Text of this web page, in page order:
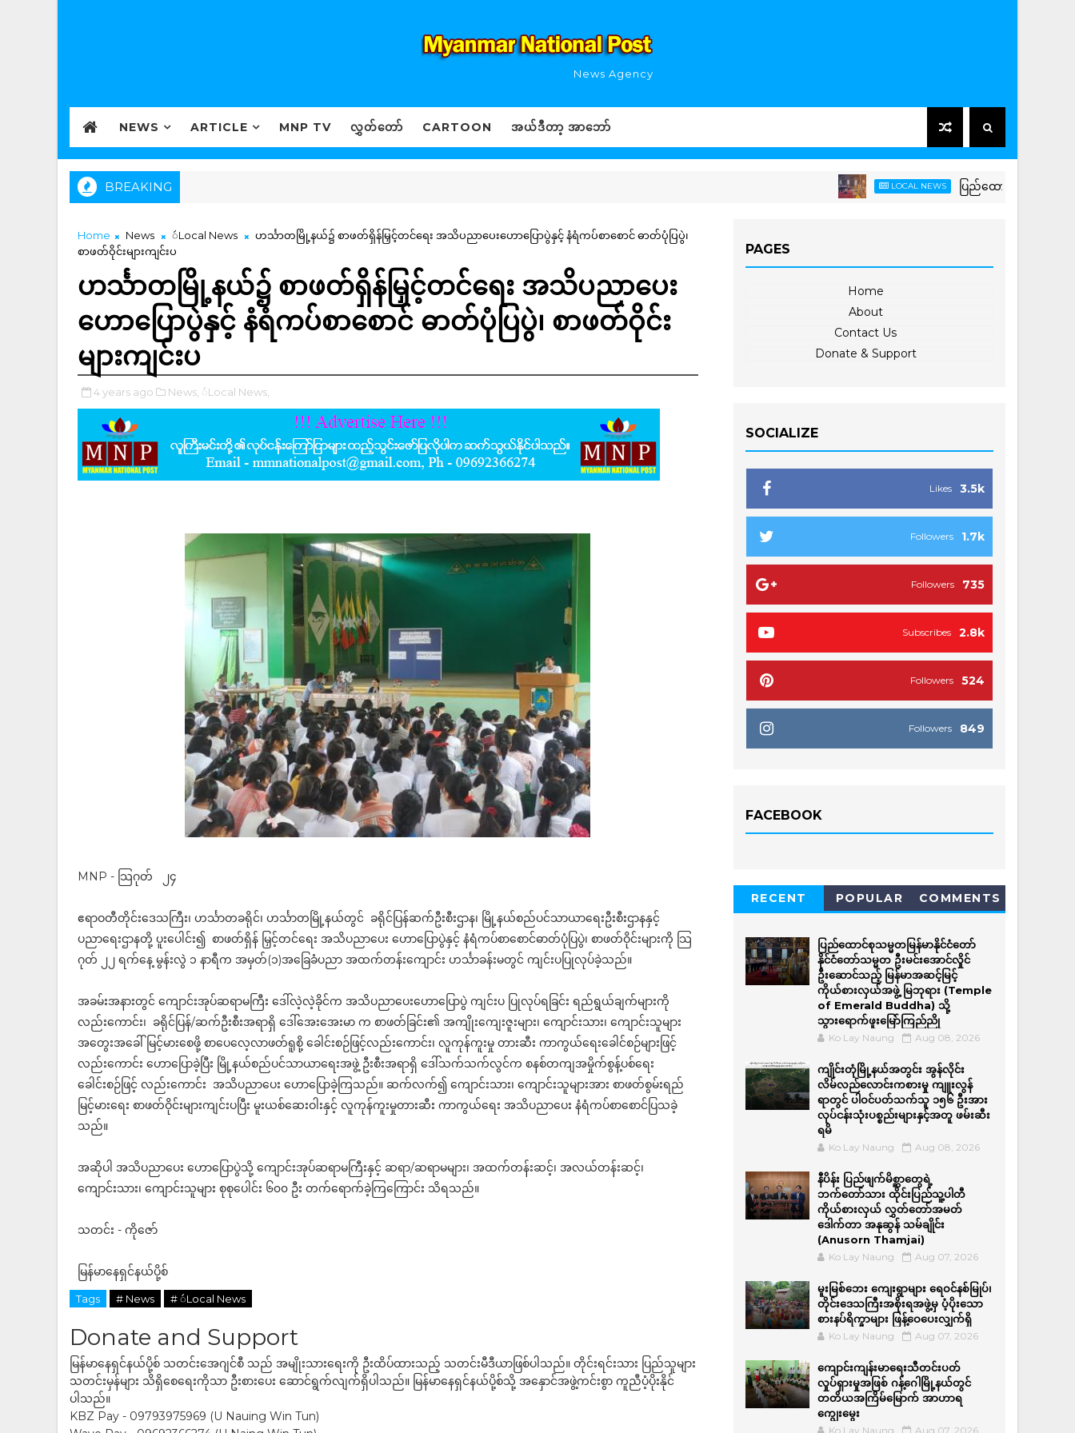
News Agency
NEWS ARTICLE MNP TV လွှတ်တော် CARTOON အယ်ဒီတာ့ အာဘော်
BREAKING LOCAL NEWS ပြည်ထောင်စုသမ္မတမြန်မာနိုင်
Home News ဴLocal News
ဟင်္သာတမြို့နယ်၌ စာဖတ်ရှိန်မြှင့်တင်ရေး အသိပညာပေးဟောပြောပွဲနှင့် နံရံကပ်စာစောင် ဓာတ်ပုံပြပွဲ၊
စာဖတ်ဝိုင်းများကျင်းပ
ဟင်္သာတမြို့နယ်၌ စာဖတ်ရှိန်မြှင့်တင်ရေး အသိပညာပေး
ဟောပြောပွဲနှင့် နံရံကပ်စာစောင် ဓာတ်ပုံပြပွဲ၊ စာဖတ်ဝိုင်း
များကျင်းပ
4 years ago News, ဴLocal News,
MNP - သြဂုတ် ၂၄
ဧရာဝတီတိုင်းဒေသကြီး၊ ဟင်္သာတခရိုင်၊ ဟင်္သာတမြို့နယ်တွင် ခရိုင်ပြန်ဆက်ဦးစီးဌာန၊ မြို့နယ်စည်ပင်သာယာရေးဦးစီးဌာနနှင့်
ပညာရေးဌာနတို့ ပူးပေါင်း၍ စာဖတ်ရှိန် မြှင့်တင်ရေး အသိပညာပေး ဟောပြောပွဲနှင့် နံရံကပ်စာစောင်ဓာတ်ပုံပြပွဲ၊ စာဖတ်ဝိုင်းများကို သြ
ဂုတ် ၂၂ ရက်နေ့ မွန်းလွဲ ၁ နာရီက အမှတ်(၁)အခြေခံပညာ အထက်တန်းကျောင်း ဟင်္သာခန်းမတွင် ကျင်းပပြုလုပ်ခဲ့သည်။
အခမ်းအနားတွင် ကျောင်းအုပ်ဆရာမကြီး ဒေါ်လဲ့လဲ့ခိုင်က အသိပညာပေးဟောပြောပွဲ ကျင်းပ ပြုလုပ်ရခြင်း ရည်ရွယ်ချက်များကို
လည်းကောင်း၊ ခရိုင်ပြန်/ဆက်ဦးစီးအရာရှိ ဒေါ်အေးအေးမာ က စာဖတ်ခြင်း၏ အကျိုးကျေးဇူးများ၊ ကျောင်းသား၊ ကျောင်းသူများ
အတွေးအခေါ် မြင့်မားစေဖို့ စာပေလေ့လာဖတ်ရူစို့ ခေါင်းစဉ်ဖြင့်လည်းကောင်း၊ လူကုန်ကူးမှု တားဆီး ကာကွယ်ရေးခေါင်စဉ်များဖြင့်
လည်းကောင်း ဟောပြောခဲ့ပြီး မြို့နယ်စည်ပင်သာယာရေးအဖွဲ့ ဦးစီးအရာရှိ ဒေါ်သက်သက်လွင်က စနစ်တကျအမှိုက်စွန့်ပစ်ရေး
ခေါင်းစဉ်ဖြင့် လည်းကောင်း အသိပညာပေး ဟောပြောခဲ့ကြသည်။ ဆက်လက်၍ ကျောင်းသား၊ ကျောင်းသူများအား စာဖတ်စွမ်းရည်
မြင့်မားရေး စာဖတ်ဝိုင်းများကျင်းပပြီး မူးယစ်ဆေးဝါးနှင့် လူကုန်ကူးမှုတားဆီး ကာကွယ်ရေး အသိပညာပေး နံရံကပ်စာစောင်ပြသခဲ့
သည်။
အဆိုပါ အသိပညာပေး ဟောပြောပွဲသို့ ကျောင်းအုပ်ဆရာမကြီးနှင့် ဆရာ/ဆရာမများ၊ အထက်တန်းဆင့်၊ အလယ်တန်းဆင့်၊
ကျောင်းသား၊ ကျောင်းသူများ စုစုပေါင်း ၆၀၀ ဦး တက်ရောက်ခဲ့ကြကြောင်း သိရသည်။
သတင်း - ကိုဇော်
မြန်မာနေရှင်နယ်ပို့စ်
Tags # News # ဴLocal News
Donate and Support
မြန်မာနေရှင်နယ်ပို့စ် သတင်းအေဂျင်စီ သည် အမျိုးသားရေးကို ဦးထိပ်ထားသည့် သတင်းမီဒီယာဖြစ်ပါသည်။ တိုင်းရင်းသား ပြည်သူများ
သတင်းမှန်များ သိရှိစေရေးကိုသာ ဦးစားပေး ဆောင်ရွက်လျက်ရှိပါသည်။ မြန်မာနေရှင်နယ်ပို့စ်သို့ အနှောင်အဖွဲ့ကင်းစွာ ကူညီပံ့ပိုးနိုင်
ပါသည်။
KBZ Pay - 09793975969 (U Nauing Win Tun)
PAGES
Home
About
Contact Us
Donate & Support
SOCIALIZE
3.5k
Likes
1.7k
Followers
735
Followers
2.8k
Subscribes
524
Followers
849
Followers
FACEBOOK
RECENT POPULAR COMMENTS
ပြည်ထောင်စုသမ္မတမြန်မာနိုင်ငံတော်
နိုင်ငံတော်သမ္မတ ဦးမင်းအောင်လှိုင်
ဦးဆောင်သည့် မြန်မာအဆင့်မြင့်
ကိုယ်စားလှယ်အဖွဲ့ မြဘုရား (Temple
of Emerald Buddha) သို့
သွားရောက်ဖူးမြော်ကြည်ညို
Ko Lay Naung Aug 08, 2026
ကျိုင်းတုံမြို့နယ်အတွင်း အွန်လိုင်း
လိမ်လည်လောင်းကစားမှု ကျူးလွန်
ရာတွင် ပါဝင်ပတ်သက်သူ ၁၅၆ ဦးအား
လုပ်ငန်းသုံးပစ္စည်းများနှင့်အတူ ဖမ်းဆီး
ရမိ
Ko Lay Naung Aug 08, 2026
နီပိန်း ပြည်ဖျက်မိစ္ဆာတွေရဲ့
ဘက်တော်သား ထိုင်းပြည်သူ့ပါတီ
ကိုယ်စားလှယ် လွှတ်တော်အမတ်
ဒေါက်တာ အနုဆွန် သမ်ချိုင်း
(Anusorn Thamjai)
Ko Lay Naung Aug 07, 2026
မူးမြစ်ဘေး ကျေးရွာများ ရေဝင်နစ်မြုပ်၊
တိုင်းဒေသကြီးအစိုးရအဖွဲ့မှ ပံ့ပိုးသော
စားနပ်ရိက္ခာများ ဖြန့်ဝေပေးလျှက်ရှိ
Ko Lay Naung Aug 07, 2026
ကျောင်းကျန်းမာရေးသီတင်းပတ်
လှုပ်ရှားမှုအဖြစ် ဂန့်ဂေါမြို့နယ်တွင်
တတိယအကြိမ်မြောက် အာဟာရ
ကျွေးမွေး
Ko Lay Naung Aug 07, 2026